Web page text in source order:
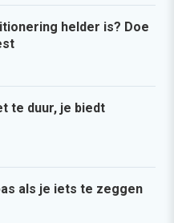
helder is? Doe
te duur, je biedt
als je iets te zeggen